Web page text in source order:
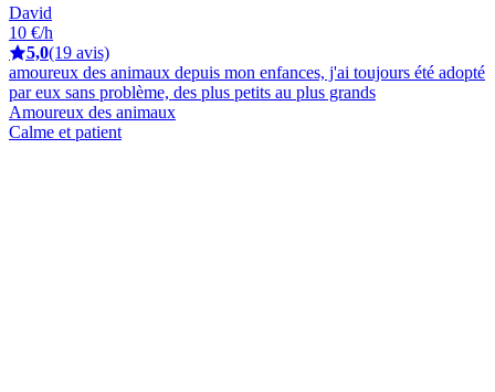
David
10 €/h
5,0(19 avis)
amoureux des animaux depuis mon enfances, j'ai toujours été adopté
par eux sans problème, des plus petits au plus grands
Amoureux des animaux
Calme et patient